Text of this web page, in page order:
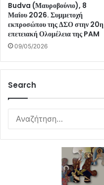
Budva (Μαυροβούνιο), 8
Μαΐου 2026. Συμμετοχή
εκπροσώπου της ΔΣΟ στην 20η
επετειακή Ολομέλεια της PAM
09/05/2026
Search